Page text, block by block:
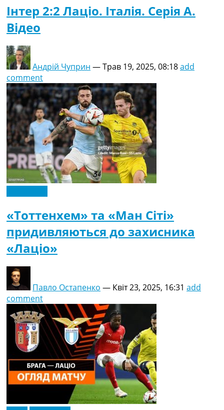
Інтер 2:2 Лаціо. Італія. Серія A.
Відео
Андрій Чуприн —Трав 19, 2025, 08:18add
comment
«Тоттенхем» та «Ман Сіті»
придивляються до захисника
«Лаціо»
Павло Остапенко — Квіт 23, 2025, 16:31 add
comment